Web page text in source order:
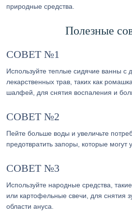
природные средства.
Полезные
СОВЕТ №1
Используйте теплые сидячие ванны с
лекарственных трав, таких как
шалфей, для снятия воспаления и
СОВЕТ №2
Пейте больше воды и увеличьте
предотвратить запоры, которые могут
СОВЕТ №3
Используйте народные средства,
или картофельные свечи, для снятия
области ануса.